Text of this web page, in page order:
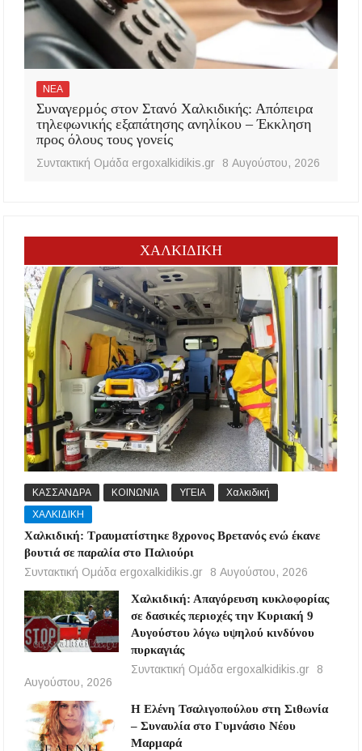
ΝΕΑ
Συναγερμός στον Στανό Χαλκιδικής: Απόπειρα
τηλεφωνικής εξαπάτησης ανηλίκου – Έκκληση
προς όλους τους γονείς
Συντακτική Ομάδα ergoxalkidikis.gr 8 Αυγούστου, 2026
ΧΑΛΚΙΔΙΚΗ
ΚΑΣΣΑΝΔΡΑ ΚΟΙΝΩΝΙΑ ΥΓΕΙΑ
Χαλκιδική
ΧΑΛΚΙΔΙΚΗ
Χαλκιδική: Τραυματίστηκε 8χρονος Βρετανός ενώ έκανε
βουτιά σε παραλία στο Παλιούρι
Συντακτική Ομάδα ergoxalkidikis.gr
8 Αυγούστου, 2026
Χαλκιδική: Απαγόρευση κυκλοφορίας
σε δασικές περιοχές την Κυριακή 9
Αυγούστου λόγω υψηλού κινδύνου
πυρκαγιάς
Συντακτική Ομάδα ergoxalkidikis.gr
8
Αυγούστου, 2026
Η Ελένη Τσαλιγοπούλου στη Σιθωνία
– Συναυλία στο Γυμνάσιο Νέου
Μαρμαρά